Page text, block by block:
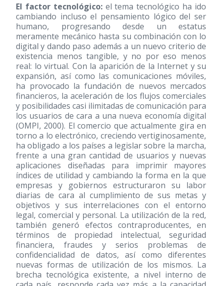
El factor tecnológico:el tema tecnológico ha ido
cambiando incluso el pensamiento lógico del ser
humano, progresando desde un estatus
meramente mecánico hasta su combinación con lo
digital y dando paso además a un nuevo criterio de
existencia menos tangible, y no por eso menos
real: lo virtual. Con la aparición de la Internet y su
expansión, así como las comunicaciones móviles,
ha provocado la fundación de nuevos mercados
financieros, la aceleración de los flujos comerciales
y posibilidades casi ilimitadas de comunicación para
los usuarios de cara a una nueva economía digital
(OMPI, 2000). El comercio que actualmente gira en
torno a lo electrónico, creciendo vertiginosamente,
ha obligado a los países a legislar sobre la marcha,
frente a una gran cantidad de usuarios y nuevas
aplicaciones diseñadas para imprimir mayores
índices de utilidad y cambiando la forma en la que
empresas y gobiernos estructuraron su labor
diarias de cara al cumplimiento de sus metas y
objetivos y sus interrelaciones con el entorno
legal, comercial y personal. La utilización de la red,
también generó efectos contraproducentes, en
términos de propiedad intelectual, seguridad
financiera, fraudes y serios problemas de
confidencialidad de datos, así como diferentes
nuevas formas de utilización de los mismos. La
brecha tecnológica existente, a nivel interno de